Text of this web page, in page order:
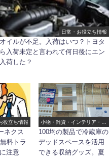
日常・お役立ち情報
イルが不足。入荷はいつ？トヨタ
入荷未定と言われて何日後にエン
荷した？
役立ち情報
ネクス
料トラ
注意
小物・雑貨・インテリア・ほ
か
100均の製品で冷蔵庫の
デッドスペースを活用
できる収納グッズ。夏